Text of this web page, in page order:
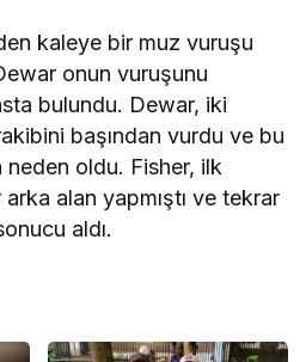
kaleye bir muz vuruşu
onun vuruşunu
bulundu. Dewar, iki
başından vurdu ve bu
oldu. Fisher, ilk
alan yapmıştı ve tekrar
aldı.